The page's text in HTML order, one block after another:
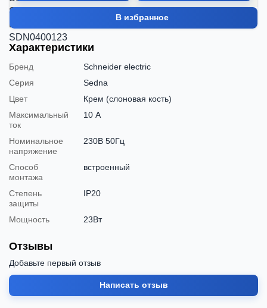
В избранное
Характеристики
Бренд
Schneider electric
Серия
Sedna
Цвет
Крем (слоновая кость)
Максимальный
ток
10 А
Номинальное
напряжение
230В 50Гц
Способ
монтажа
встроенный
Степень
защиты
IP20
Мощность 23Вт
Отзывы
Добавьте первый отзыв
Написать отзыв